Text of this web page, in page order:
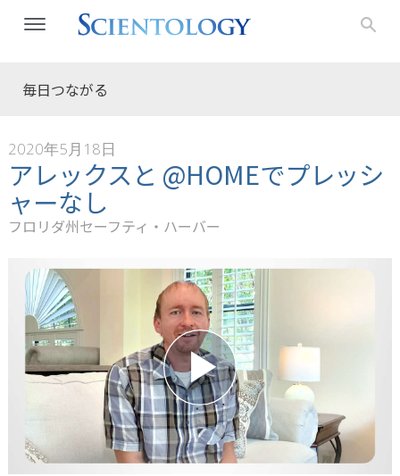
毎日つながる
2020年5月18日
アレックスと @HOMEでプレッシ
ャーなし
フロリダ州セーフティ・ハーバー